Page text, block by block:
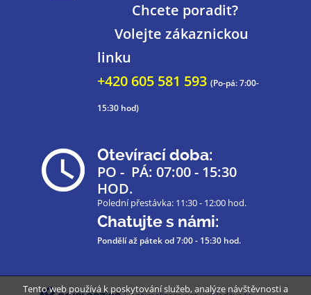
Chcete poradit?
Volejte zákaznickou
linku
+420 605 581 593 (Po-pá: 7:00-
15:30 hod)
Otevírací doba:
PO - PÁ: 07:00 - 15:30
HOD.
Polední přestávka: 11:30 - 12:00 hod.
Chatujte s námi:
Pondělí až pátekod 7:00 - 15:30 hod.
Tento web používá k poskytování služeb, analýze návštěvnosti a